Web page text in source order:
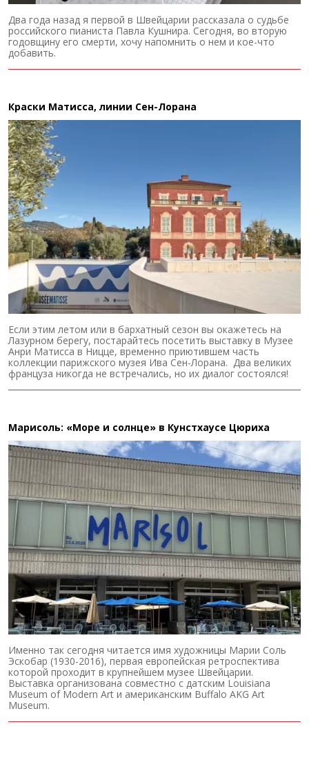
Два года назад я первой в Швейцарии рассказала о судьбе
российского пианиста Павла Кушнира. Сегодня, во вторую
годовщину его смерти, хочу напомнить о нем и кое-что
добавить.
Краски Матисса, линии Сен-Лорана
Если этим летом или в бархатный сезон вы окажетесь на
Лазурном берегу, постарайтесь посетить выставку в Музее
Анри Матисса в Ницце, временно приютившем часть
коллекции парижского музея Ива Сен-Лорана. Два великих
француза никогда не встречались, но их диалог состоялся!
Марисоль: «Море и солнце» в Кунстхаусе Цюриха
Именно так сегодня читается имя художницы Марии Соль
Эскобар (1930-2016), первая европейская ретроспектива
которой проходит в крупнейшем музее Швейцарии.
Выставка организована совместно с датским Louisiana
Museum of Modern Art и американским Buffalo AKG Art
Museum.